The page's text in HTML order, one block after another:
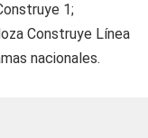
1;
Construye Línea
nacionales.